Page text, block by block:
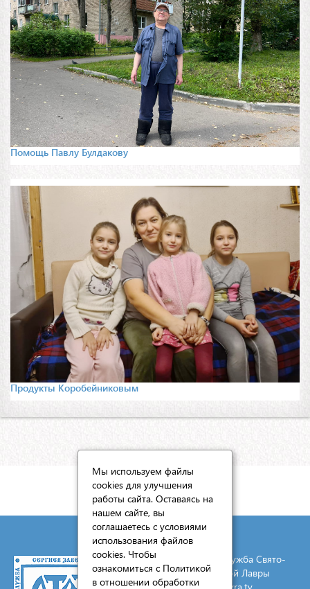
Помощь Павлу Булдакову
Продукты Коробейниковым
КАРТА САЙТА
© 2026 Социальная служба Свято-
Троицкой Сергиевой Лавры
Мы используем файлы
cookies для улучшения
работы сайта. Оставаясь на
нашем сайте, вы
соглашаетесь с условиями
использования файлов
cookies. Чтобы
ознакомиться с Политикой
в отношении обработки